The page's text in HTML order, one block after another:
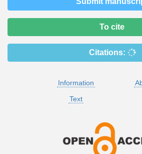
To cite
Citations:
Information
Text